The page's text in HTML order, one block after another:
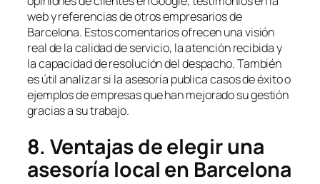
web y referencias de otros empresarios de
Barcelona. Estos comentarios ofrecen una visión
real de la calidad de servicio, la atención recibida y
la capacidad de resolución del despacho. También
es útil analizar si la asesoría publica casos de éxito o
ejemplos de empresas que han mejorado su gestión
gracias a su trabajo.
8. Ventajas de elegir una
asesoría local en Barcelona